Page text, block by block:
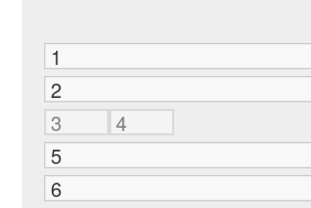
1
2
3
4
5
6